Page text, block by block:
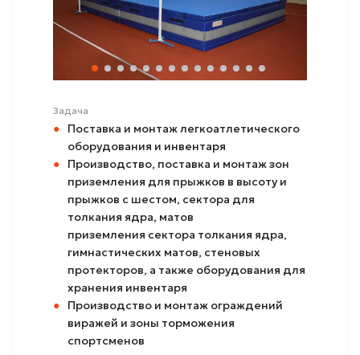
Задача
Поставка и монтаж легкоатлетического
оборудования и инвентаря
Производство, поставка и монтаж зон
приземления для прыжков в высоту и
прыжков с шестом, сектора для
толкания ядра, матов
приземления сектора толкания ядра,
гимнастических матов, стеновых
протекторов, а также оборудования для
хранения инвентаря
Производство и монтаж ограждений
виражей и зоны торможения
спортсменов